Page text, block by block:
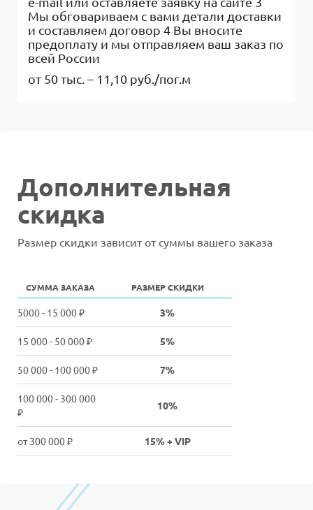
Мы обговариваем с вами детали доставки
и составляем договор 4 Вы вносите
предоплату и мы отправляем ваш заказ по
всей России
от 50 тыс. – 11,10 руб./пог.м
Дополнительная
скидка
Размер скидки зависит от суммы вашего заказа
СУММА ЗАКАЗА РАЗМЕР СКИДКИ
5000 - 15 000 ₽ 3%
15 000 - 50 000 ₽ 5%
50 000 - 100 000 ₽ 7%
100 000 - 300 000
₽
10%
от 300 000 ₽ 15% + VIP